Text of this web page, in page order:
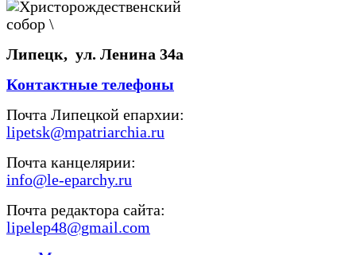
Липецк, ул. Ленина 34а
Контактные телефоны
Почта Липецкой епархии:
lipetsk@mpatriarchia.ru
Почта канцелярии:
info@le-eparchy.ru
Почта редактора сайта:
lipelep48@gmail.com